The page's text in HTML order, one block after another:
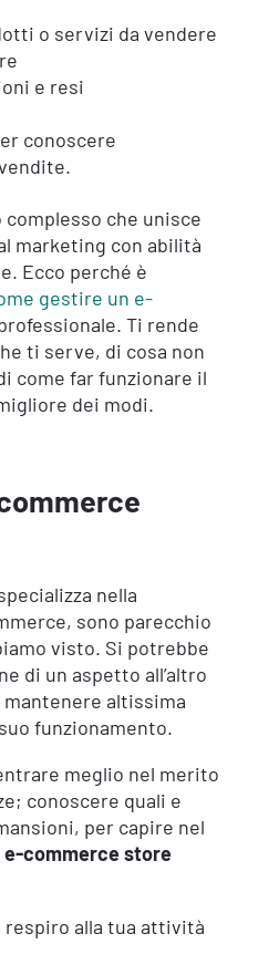
o servizi da vendere
e resi
conoscere
che unisce
marketing con abilità
Ecco perché è
gestire un e-
Ti rende
ti serve, di cosa non
come far funzionare il
dei modi.
nella
sono parecchio
visto. Si potrebbe
di un aspetto all’altro
altissima
funzionamento.
meglio nel merito
conoscere quali e
per capire nel
e-commerce store
respiro alla tua attività